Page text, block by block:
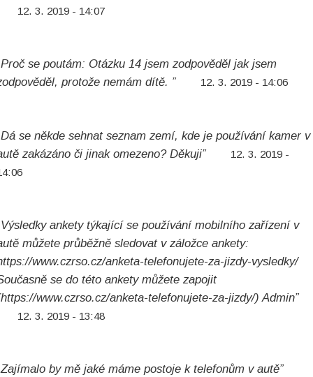
12. 3. 2019 - 14:07
se poutám: Otázku 14 jsem zodpověděl jak jsem
protože nemám dítě. ”
12. 3. 2019 - 14:06
se někde sehnat seznam zemí, kde je používání kamer v
zakázáno či jinak omezeno? Děkuji”
12. 3. 2019 -
ankety týkající se používání mobilního zařízení v
můžete průběžně sledovat v záložce ankety:
www.czrso.cz/anketa-telefonujete-za-jizdy-vysledky/
se do této ankety můžete zapojit
www.czrso.cz/anketa-telefonujete-za-jizdy/) Admin”
12. 3. 2019 - 13:48
by mě jaké máme postoje k telefonům v autě”